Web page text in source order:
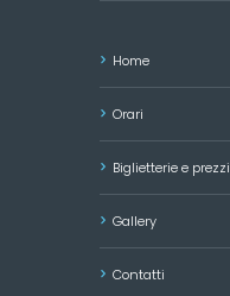
Home
Orari
Biglietterie e prezzi
Gallery
Contatti